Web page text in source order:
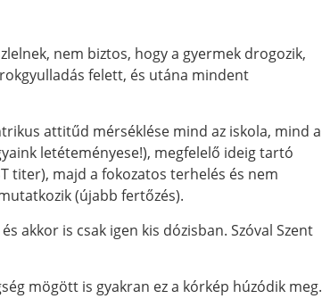
nem biztos, hogy a gyermek drogozik,
felett, és utána mindent
attitűd mérséklése mind az iskola, mind a
letéteményese!), megfelelő ideig tartó
titer), majd a fokozatos terhelés és nem
(újabb fertőzés).
akkor is csak igen kis dózisban. Szóval Szent
mögött is gyakran ez a kórkép húzódik meg.